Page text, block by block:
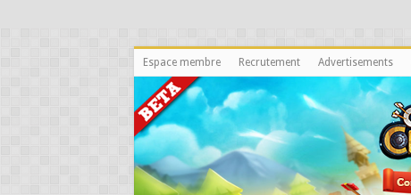
Espace membre Recrutement Advertisements